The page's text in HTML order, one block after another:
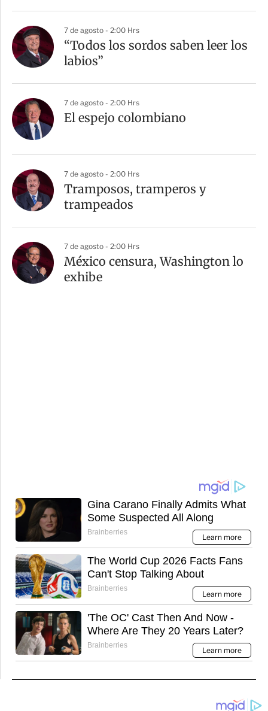
7 de agosto - 2:00 Hrs
“Todos los sordos saben leer los
labios”
7 de agosto - 2:00 Hrs
El espejo colombiano
7 de agosto - 2:00 Hrs
Tramposos, tramperos y
trampeados
7 de agosto - 2:00 Hrs
México censura, Washington lo
exhibe